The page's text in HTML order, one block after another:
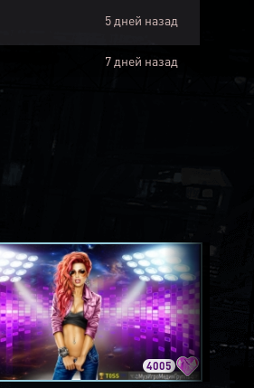
5 дней назад
7 дней назад
4005